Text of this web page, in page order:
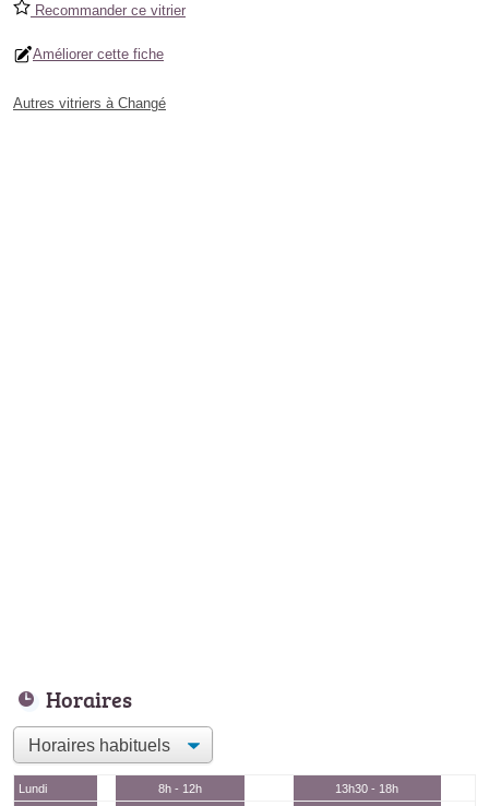
Recommander ce vitrier
Améliorer cette fiche
Autres vitriers à Changé
Horaires
Lundi 8h - 12h
13h30 - 18h